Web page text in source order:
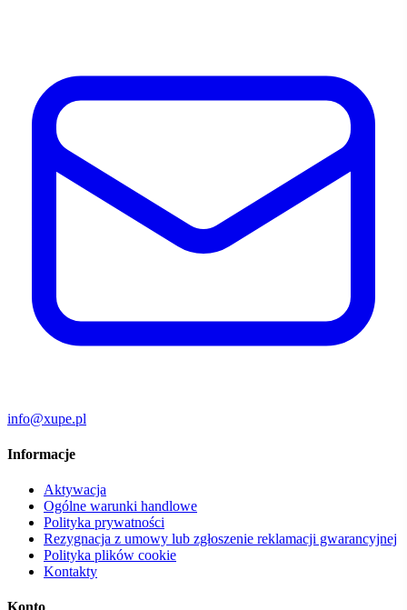
info@xupe.pl
Informacje
Aktywacja
Ogólne warunki handlowe
Polityka prywatności
Rezygnacja z umowy lub zgłoszenie reklamacji gwarancyjnej
Polityka plików cookie
Kontakty